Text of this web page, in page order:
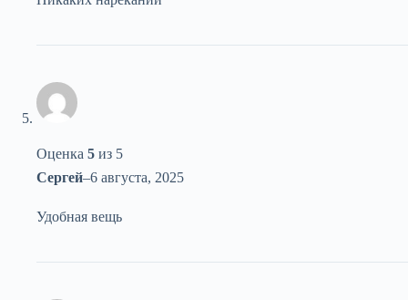
Оценка 5 из 5
Сергей–6 августа, 2025
Удобная вещь